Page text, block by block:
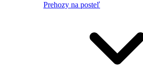
Prehozy na posteľ